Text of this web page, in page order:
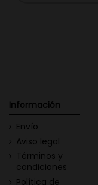
Información
Envío
Aviso legal
Términos y
condiciones
Política de